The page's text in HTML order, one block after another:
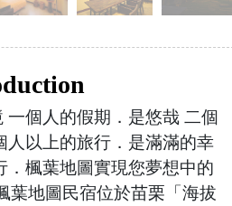
個人的假期．是悠哉 二個
人以上的旅行．是滿滿的幸
．楓葉地圖實現您夢想中的
葉地圖民宿位於苗栗「海拔